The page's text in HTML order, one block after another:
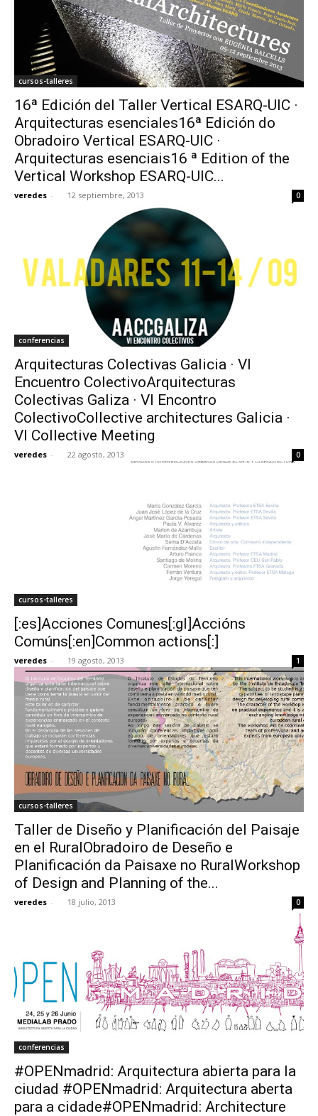
cursos-talleres
16ª Edición del Taller Vertical ESARQ-UIC ·
Arquitecturas esenciales16ª Edición do
Obradoiro Vertical ESARQ-UIC ·
Arquitecturas esenciais16 ª Edition of the
Vertical Workshop ESARQ-UIC...
veredes - 12 septiembre, 2013 0
conferencias
Arquitecturas Colectivas Galicia · VI
Encuentro ColectivoArquitecturas
Colectivas Galiza · VI Encontro
ColectivoCollective architectures Galicia ·
VI Collective Meeting
veredes - 22 agosto, 2013 0
cursos-talleres
[:es]Acciones Comunes[:gl]Accións
Comúns[:en]Common actions[:]
veredes - 19 agosto, 2013 1
cursos-talleres
Taller de Diseño y Planificación del Paisaje
en el RuralObradoiro de Deseño e
Planificación da Paisaxe no RuralWorkshop
of Design and Planning of the...
veredes - 18 julio, 2013 0
conferencias
#OPENmadrid: Arquitectura abierta para la
ciudad #OPENmadrid: Arquitectura aberta
para a cidade#OPENmadrid: Architecture